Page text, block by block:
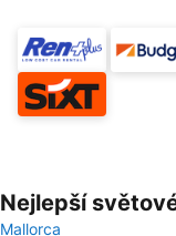
Nejlepší
Mallorca